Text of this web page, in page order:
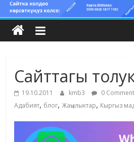
маданият
Кыргыз
маданияты
жана
Сайттагы
19.10.2011 kmb3 0
Адабият, блог,Жаңылыктар, Кыргыз